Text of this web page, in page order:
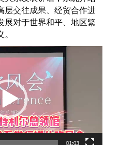
层交往成果、经贸合作进
展对于世界和平、地区繁
01:03